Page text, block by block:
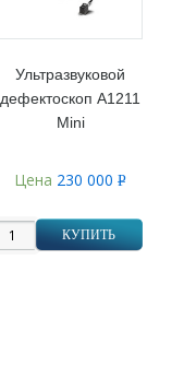
Ультразвуковой
дефектоскоп А1211
Mini
Цена 230 000Р
КУПИТЬ